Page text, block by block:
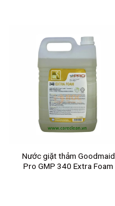
Nước giặt thảm Goodmaid
Pro GMP 340 Extra Foam